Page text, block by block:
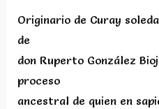
Originario de Curay
de
don Ruperto González
proceso
ancestral de quien en